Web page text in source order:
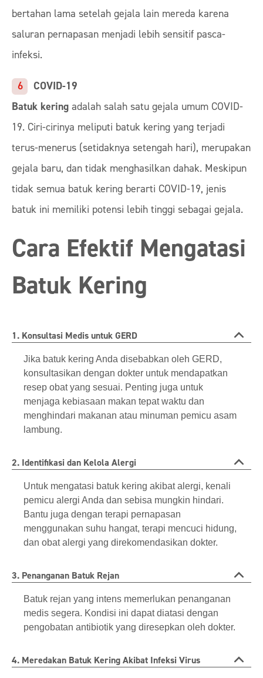
bertahan lama setelah gejala lain mereda karena
saluran pernapasan menjadi lebih sensitif pasca-
infeksi.
COVID-19
Batuk kering adalah salah satu gejala umum COVID-
19. Ciri-cirinya meliputi batuk kering yang terjadi
terus-menerus (setidaknya setengah hari), merupakan
gejala baru, dan tidak menghasilkan dahak. Meskipun
tidak semua batuk kering berarti COVID-19, jenis
batuk ini memiliki potensi lebih tinggi sebagai gejala.
Cara Efektif Mengatasi
Batuk Kering
1. Konsultasi Medis untuk GERD
Jika batuk kering Anda disebabkan oleh GERD,
konsultasikan dengan dokter untuk mendapatkan
resep obat yang sesuai. Penting juga untuk
menjaga kebiasaan makan tepat waktu dan
menghindari makanan atau minuman pemicu asam
lambung.
2. Identifikasi dan Kelola Alergi
Untuk mengatasi batuk kering akibat alergi, kenali
pemicu alergi Anda dan sebisa mungkin hindari.
Bantu juga dengan terapi pernapasan
menggunakan suhu hangat, terapi mencuci hidung,
dan obat alergi yang direkomendasikan dokter.
3. Penanganan Batuk Rejan
Batuk rejan yang intens memerlukan penanganan
medis segera. Kondisi ini dapat diatasi dengan
pengobatan antibiotik yang diresepkan oleh dokter.
4. Meredakan Batuk Kering Akibat Infeksi Virus